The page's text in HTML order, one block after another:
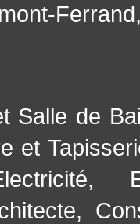
Ferrand
Salle de
et
,
,